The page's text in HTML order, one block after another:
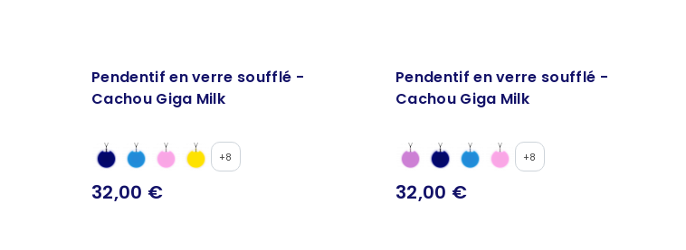
Pendentif en verre soufflé -
Cachou Giga Milk
+8
32,00 €
Pendentif en verre soufflé -
Cachou Giga Milk
+8
32,00 €